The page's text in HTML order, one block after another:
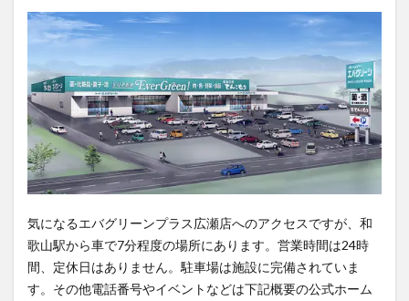
気になるエバグリーンプラス広瀬店へのアクセスですが、和
歌山駅から車で7分程度の場所にあります。営業時間は24時
間、定休日はありません。駐車場は施設に完備されていま
す。その他電話番号やイベントなどは下記概要の公式ホーム